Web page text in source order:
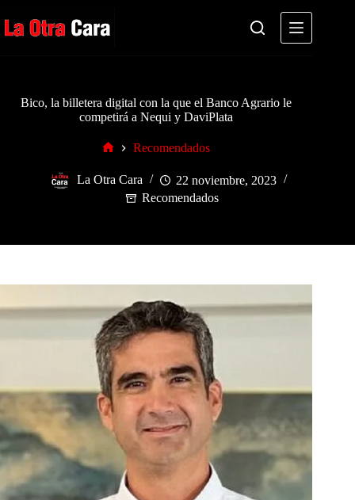
al
contenido
Bico, la billetera digital con la que el Banco Agrario le
competirá a Nequi y DaviPlata
Recomendados
La Otra Cara
22 noviembre, 2023
Recomendados